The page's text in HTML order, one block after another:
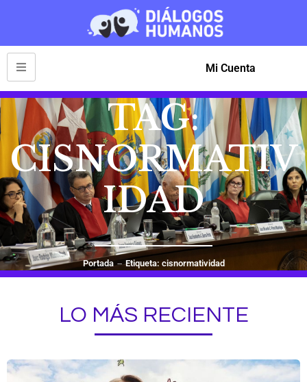
Mi Cuenta
TAG:
CISNORMATIV
IDAD
Portada Etiqueta: cisnormatividad
LO MÁS RECIENTE